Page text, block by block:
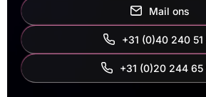
Mail ons
+31 (0)40 240 51
‭+31 (0)20 244 65